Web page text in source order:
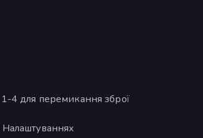
4 для перемикання зброї